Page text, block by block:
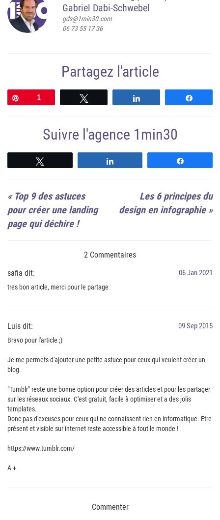
Gabriel Dabi-Schwebel
gds@1min30.com
06 73 55 17 36
Partagez l'article
Épingle
1
Suivre l'agence 1min30
« Top 9 des astuces
pour créer une landing
page qui déchire !
Les 6 principes du
design en infographie»
2 Commentaires
safia dit:
06 Jan 2021
tres bon article, merci pour le partage
Luis dit: 09 Sep 2015
Bravo pour l'article ;)
Je me permets d'ajouter une petite astuce pour ceux qui veulent créer un
blog.
"Tumblr" reste une bonne option pour créer des articles et pour les partager
sur les réseaux sociaux. C'est gratuit, facile à optimiser et a des jolis
templates.
Donc pas d'excuses pour ceux qui ne connaissent rien en informatique. Etre
présent et visible sur internet reste accessible à tout le monde !
https://www.tumblr.com/
A +
Commenter